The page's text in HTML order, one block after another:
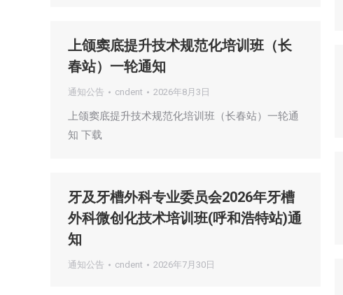
上颌窦底提升技术规范化培训班（长
春站）一轮通知
通知公告 cndent 2026年8月3日
上颌窦底提升技术规范化培训班（长春站）一轮通
知 下载
牙及牙槽外科专业委员会2026年牙槽
外科微创化技术培训班(呼和浩特站)通
知
通知公告 cndent 2026年7月30日